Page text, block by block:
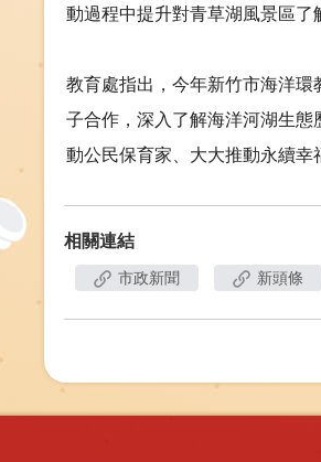
動過程中提升對青草湖風景區了
教育處指出，今年新竹市海洋
子合作，深入了解海洋河湖生
動公民保育家、大大推動永續幸
相關連結
市政新聞 新頭條